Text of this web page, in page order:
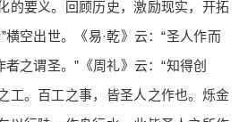
的要义。回顾历史，激励现实，开拓
横空出世。《易·乾》云：“圣人作而
之谓圣。”《周礼》云：“知得创
工。百工之事，皆圣人之作也。烁金